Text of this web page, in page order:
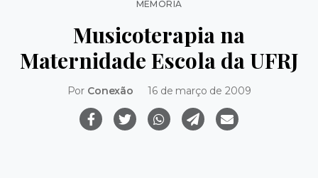
MEMÓRIA
Musicoterapia na
Maternidade Escola da UFRJ
Por Conexão 16 de março de 2009